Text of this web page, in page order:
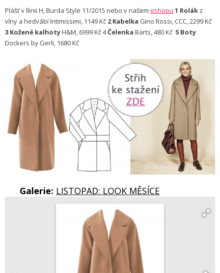
Plášť v llinii H, Burda Style 11/2015 nebo v našem eshopu 1 Rolák z
vlny a hedvábí Intimissimi, 1149 Kč 2 Kabelka Gino Rossi, CCC, 2299 Kč
3 Kožené kalhotyH&M, 6999 Kč 4Čelenka Barts, 480 Kč 5 Boty
Dockers by Gerli, 1680 Kč
Galerie: LISTOPAD: LOOK MĚSÍCE